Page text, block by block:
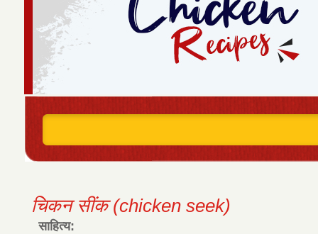
2
चिकन सींक (chicken seek)
साहित्य: